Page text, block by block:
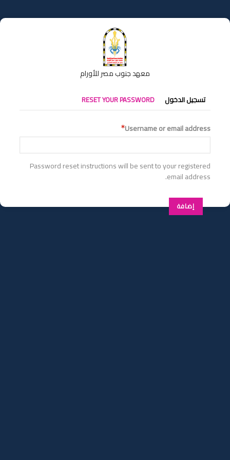
إلى
المحتوى
معهد جنوب مصر للأورام
التبويبات
الأساسية
تسجيل الدخول RESET YOUR PASSWORD
Username or email address
Password reset instructions will be sent to your registered
email address.